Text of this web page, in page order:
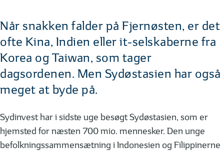
Når snakken falder på Fjernøsten, er det
ofte Kina, Indien eller it-selskaberne fra
Korea og Taiwan, som tager
dagsordenen. Men Sydøstasien har også
meget at byde på.
Sydinvest har i sidste uge besøgt Sydøstasien, som er
hjemsted for næsten 700 mio. mennesker. Den unge
befolkningssammensætning i Indonesien og Filippinerne